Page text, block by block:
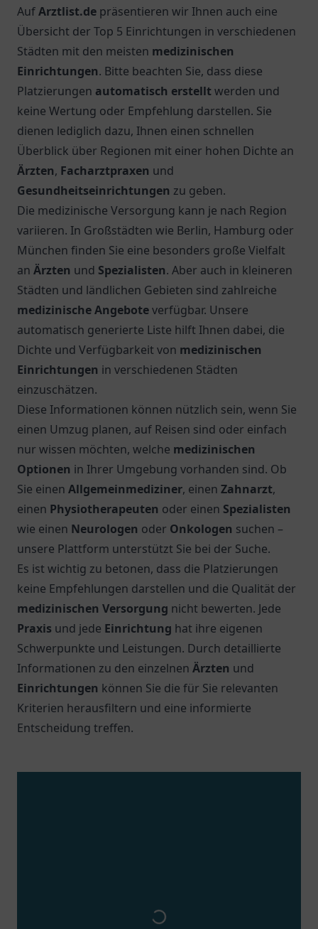
AufArztlist.de präsentieren wir Ihnen auch eine
Übersicht der Top 5 Einrichtungen in verschiedenen
Städten mit den meisten medizinischen
Einrichtungen. Bitte beachten Sie, dass diese
Platzierungen automatisch erstelltwerden und
keine Wertung oder Empfehlung darstellen. Sie
dienen lediglich dazu, Ihnen einen schnellen
Überblick über Regionen mit einer hohen Dichte an
Ärzten, Facharztpraxen und
Gesundheitseinrichtungen zu geben.
Die medizinische Versorgung kann je nach Region
variieren. In Großstädten wie Berlin, Hamburg oder
München finden Sie eine besonders große Vielfalt
an Ärzten und Spezialisten. Aber auch in kleineren
Städten und ländlichen Gebieten sind zahlreiche
medizinische Angeboteverfügbar. Unsere
automatisch generierte Liste hilft Ihnen dabei, die
Dichte und Verfügbarkeit von medizinischen
Einrichtungen in verschiedenen Städten
einzuschätzen.
Diese Informationen können nützlich sein, wenn Sie
einen Umzug planen, auf Reisen sind oder einfach
nur wissen möchten, welche medizinischen
Optionen in Ihrer Umgebung vorhanden sind. Ob
Sie einen Allgemeinmediziner, einen Zahnarzt,
einen Physiotherapeuten oder einen Spezialisten
wie einen Neurologen oder Onkologen suchen –
unsere Plattform unterstützt Sie bei der Suche.
Es ist wichtig zu betonen, dass die Platzierungen
keine Empfehlungen darstellen und die Qualität der
medizinischen Versorgung nicht bewerten. Jede
Praxis und jede Einrichtung hat ihre eigenen
Schwerpunkte und Leistungen. Durch detaillierte
Informationen zu den einzelnen Ärzten und
Einrichtungen können Sie die für Sie relevanten
Kriterien herausfiltern und eine informierte
Entscheidung treffen.